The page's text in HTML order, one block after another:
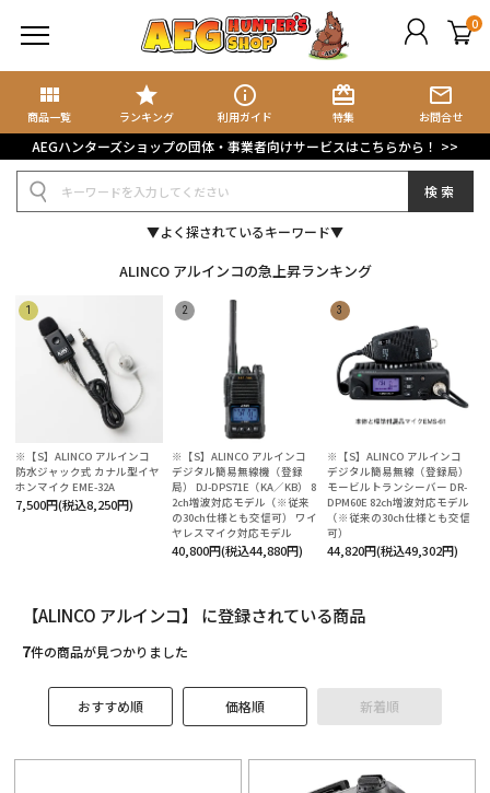
0
view_module
商品一覧
star
ランキング
info_outline
利用ガイド
card_giftcard
特集
mail_outline
お問合せ
AEGハンターズショップの団体・事業者向けサービスはこちらから！ >>
検索
▼よく探されているキーワード▼
品検索 ブログ検索
会員登録
ト
ップブログ
立ち情報
ゴリーから探す
ンドから探す
ALINCO アルインコの急上昇ランキング
※【S】ALINCO アルインコ
防水ジャック式 カナル型イヤ
ホンマイク EME-32A
7,500円(税込8,250円)
※【S】ALINCO アルインコ
デジタル簡易無線機（登録
局） DJ-DPS71E（KA／KB） 8
2ch増波対応モデル（※従来
の30ch仕様とも交信可） ワイ
ヤレスマイク対応モデル
40,800円(税込44,880円)
※【S】ALINCO アルインコ
デジタル簡易無線（登録局）
モービルトランシーバー DR-
DPM60E 82ch増波対応モデル
（※従来の30ch仕様とも交信
可）
44,820円(税込49,302円)
【ALINCO アルインコ】 に登録されている商品
7件の商品が見つかりました
おすすめ順 価格順 新着順